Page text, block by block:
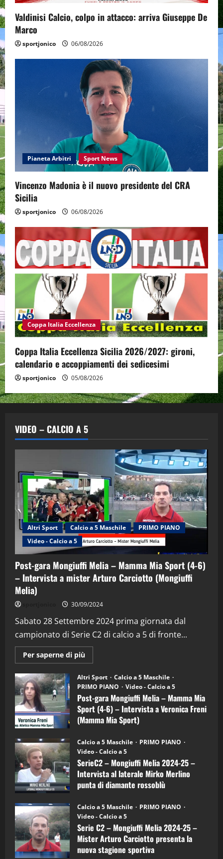
Valdinisi Calcio, colpo in attacco: arriva Giuseppe De
Marco
sportjonico 06/08/2026
Pianeta Arbitri Sport News
Vincenzo Madonia è il nuovo presidente del CRA
Sicilia
sportjonico 06/08/2026
Coppa Italia Eccellenza
Coppa Italia Eccellenza Sicilia 2026/2027: gironi,
calendario e accoppiamenti dei sedicesimi
sportjonico 05/08/2026
VIDEO – CALCIO A 5
Altri Sport Calcio a 5 Maschile
PRIMO PIANO
Video - Calcio a 5
Post-gara Mongiuffi Melia – Mamma Mia Sport (4-6)
– Intervista a mister Arturo Carciotto (Mongiuffi
Melia)
30/09/2024
Sabato 28 Settembre 2024 prima giornata dal
campionato di Serie C2 di calcio a 5 di fronte...
Per saperne di più
informazioni
Post-
gara
Mongiuffi
Melia
–
Mamma
Mia
Sport
6)
–
Intervista
a
mister
Arturo
Carciotto
(Mongiuffi
Altri Sport
Calcio a 5 Maschile
PRIMO PIANO
Video - Calcio a 5
Post-gara Mongiuffi Melia – Mamma Mia
Sport (4-6) – Intervista a Veronica Freni
(Mamma Mia Sport)
Calcio a 5 Maschile
PRIMO PIANO
Video - Calcio a 5
SerieC2 – Mongiuffi Melia 2024-25 –
Intervista al laterale Mirko Merlino
punta di diamante rossoblù
Calcio a 5 Maschile
PRIMO PIANO
Video - Calcio a 5
Serie C2 – Mongiuffi Melia 2024-25 –
Mister Arturo Carciotto presenta la
nuova stagione sportiva
2
“SportEmpire” in Podcast: 29^ Puntata
(Martedi 28 Aprile 2026)
28/04/2026
3
"SportEmpire" in Podcast
“SportEmpire” in Podcast: 28^ Puntata
(Martedi 21 Aprile 2026)
21/04/2026
4
“SportEmpire” in Podcast: 27^ Puntata
(Martedi 14 Aprile 2026)
15/04/2026
5
“SportEmpire” in Podcast: 26^ Puntata
(Martedi 07 Aprile 2026)
08/04/2026